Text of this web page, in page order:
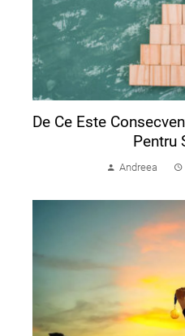
De Ce Este
Pentru
Andreea